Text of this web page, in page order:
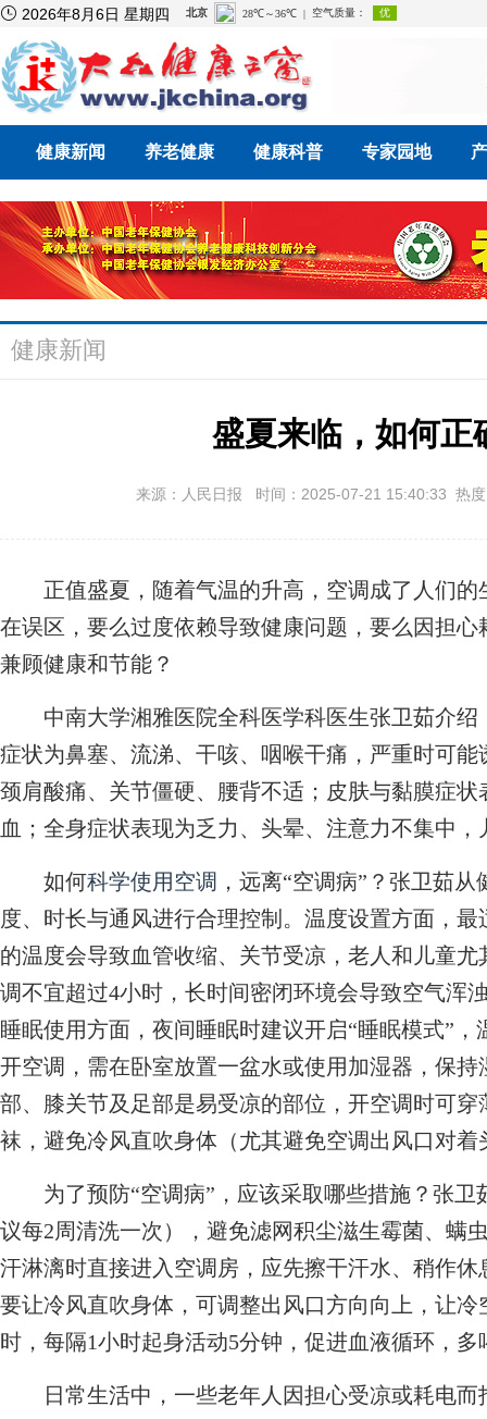
 2026年8月6日 星期四
健康新闻 养老健康 健康科普 专家园地
健康新闻
盛夏来临，如何正
来源：人民日报 时间：2025-07-21 15:40:33 热
正值盛夏，随着气温的升高，空调成了人们的
在误区，要么过度依赖导致健康问题，要么因担
兼顾健康和节能？
中南大学湘雅医院全科医学科医生张卫茹介绍
症状为鼻塞、流涕、干咳、咽喉干痛，严重时可
颈肩酸痛、关节僵硬、腰背不适；皮肤与黏膜症
血；全身症状表现为乏力、头晕、注意力不集中
如何科学使用空调 ，远离“空调病”？张卫茹
度、时长与通风进行合理控制。温度设置方面，
的温度会导致血管收缩、关节受凉，老人和儿童
调不宜超过4小时，长时间密闭环境会导致空气浑
睡眠使用方面，夜间睡眠时建议开启“睡眠模式”
开空调，需在卧室放置一盆水或使用加湿器，保
部、膝关节及足部是易受凉的部位，开空调时可
袜，避免冷风直吹身体（尤其避免空调出风口对着
为了预防“空调病”，应该采取哪些措施？张卫
议每2周清洗一次），避免滤网积尘滋生霉菌、螨
汗淋漓时直接进入空调房，应先擦干汗水、稍作
要让冷风直吹身体，可调整出风口方向向上，让
时，每隔1小时起身活动5分钟，促进血液循环，
日常生活中，一些老年人因担心受凉或耗电而